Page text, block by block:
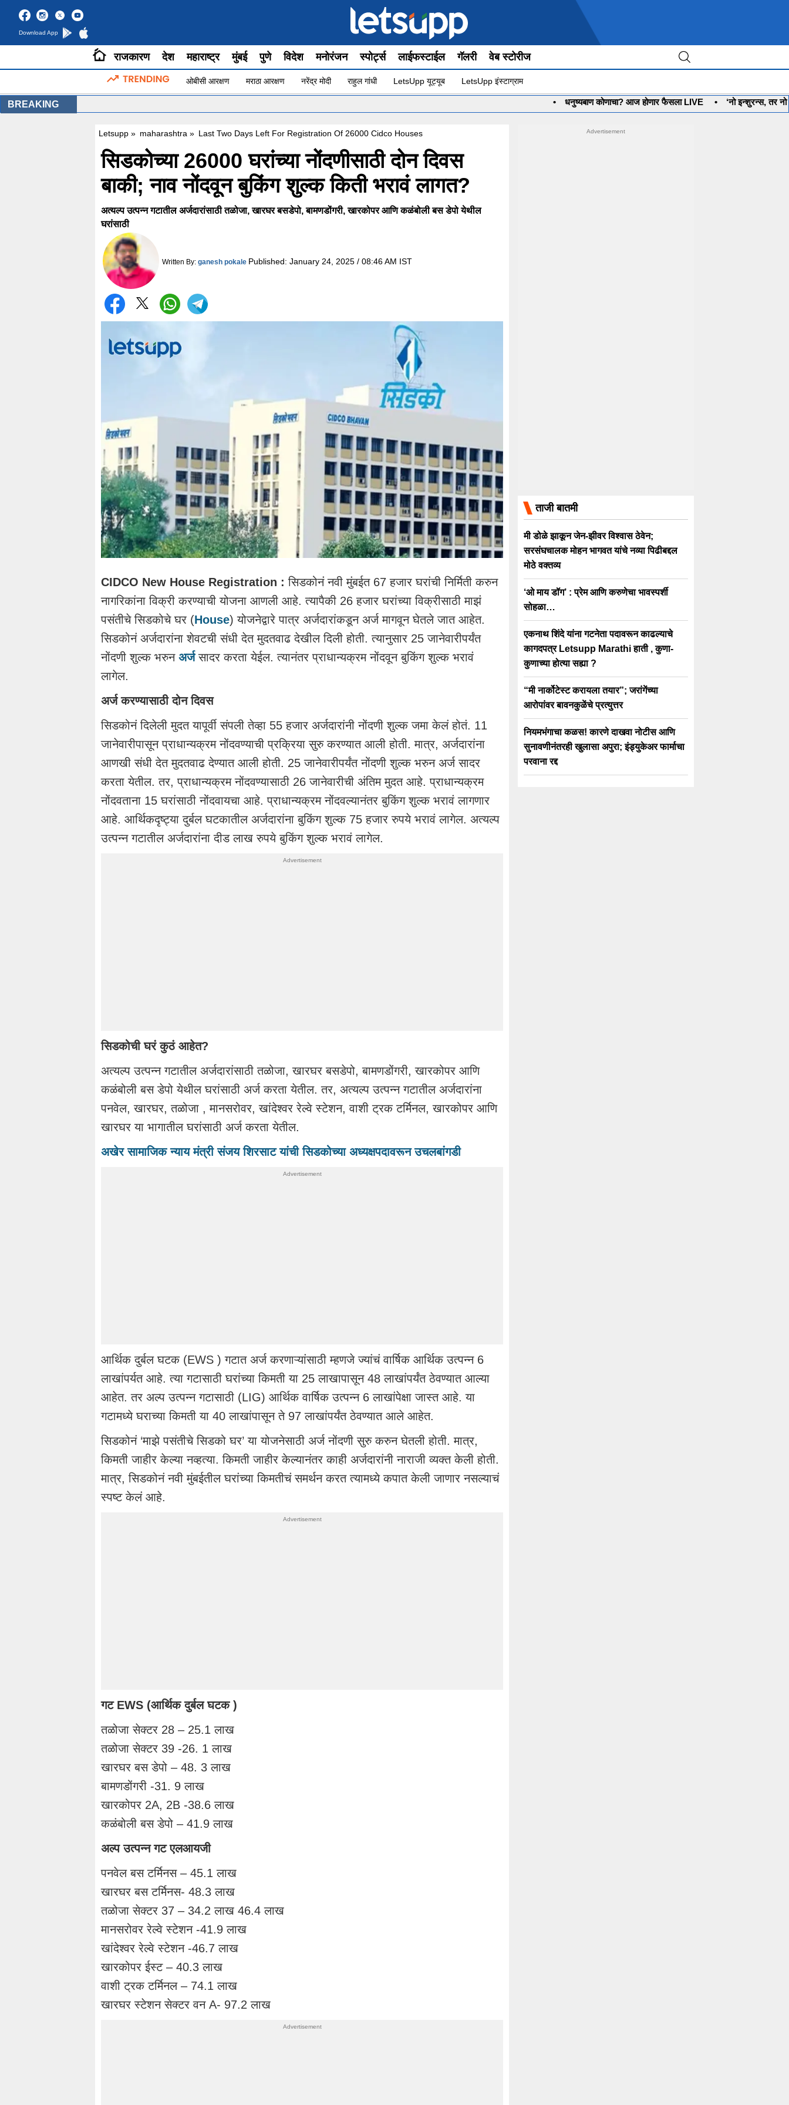
Download App
राजकारण देश महाराष्ट्र मुंबई पुणे विदेश मनोरंजन स्पोर्ट्स लाईफस्टाईल गॅलरी वेब स्टोरीज
ओबीसी आरक्षण मराठा आरक्षण नरेंद्र मोदी राहुल गांधी LetsUpp यूट्यूब LetsUpp इंस्टाग्राम
BREAKING धनुष्यबाण कोणाचा? आज होणार फैसला LIVE • ‘नो इन्शुरन्स, तर नो पेट्रोल’
Letsupp » maharashtra » Last Two Days Left For Registration Of 26000 Cidco Houses
सिडकोच्या 26000 घरांच्या नोंदणीसाठी दोन दिवस
बाकी; नाव नोंदवून बुकिंग शुल्क किती भरावं लागत?
अत्यल्प उत्पन्न गटातील अर्जदारांसाठी तळोजा, खारघर बसडेपो, बामणडोंगरी, खारकोपर आणि कळंबोली बस डेपो येथील
घरांसाठी
Written By: ganesh pokale Published: January 24, 2025 / 08:46 AM IST
CIDCO New House Registration : सिडकोनं नवी मुंबईत 67 हजार घरांची निर्मिती करुन
नागरिकांना विक्री करण्याची योजना आणली आहे. त्यापैकी 26 हजार घरांच्या विक्रीसाठी माझं
पसंतीचे सिडकोचे घर (House) योजनेद्वारे पात्र अर्जदारांकडून अर्ज मागवून घेतले जात आहेत.
सिडकोनं अर्जदारांना शेवटची संधी देत मुदतवाढ देखील दिली होती. त्यानुसार 25 जानेवारीपर्यंत
नोंदणी शुल्क भरुन अर्ज सादर करता येईल. त्यानंतर प्राधान्यक्रम नोंदवून बुकिंग शुल्क भरावं
लागेल.
अर्ज करण्यासाठी दोन दिवस
सिडकोनं दिलेली मुदत यापूर्वी संपली तेव्हा 55 हजार अर्जदारांनी नोंदणी शुल्क जमा केलं होतं. 11
जानेवारीपासून प्राधान्यक्रम नोंदवण्याची प्रक्रिया सुरु करण्यात आली होती. मात्र, अर्जदारांना
आणखी संधी देत मुदतवाढ देण्यात आली होती. 25 जानेवारीपर्यंत नोंदणी शुल्क भरुन अर्ज सादर
करता येतील. तर, प्राधान्यक्रम नोंदवण्यासाठी 26 जानेवारीची अंतिम मुदत आहे. प्राधान्यक्रम
नोंदवताना 15 घरांसाठी नोंदवायचा आहे. प्राधान्यक्रम नोंदवल्यानंतर बुकिंग शुल्क भरावं लागणार
आहे. आर्थिकदृष्ट्या दुर्बल घटकातील अर्जदारांना बुकिंग शुल्क 75 हजार रुपये भरावं लागेल. अत्यल्प
उत्पन्न गटातील अर्जदारांना दीड लाख रुपये बुकिंग शुल्क भरावं लागेल.
सिडकोची घरं कुठं आहेत?
अत्यल्प उत्पन्न गटातील अर्जदारांसाठी तळोजा, खारघर बसडेपो, बामणडोंगरी, खारकोपर आणि
कळंबोली बस डेपो येथील घरांसाठी अर्ज करता येतील. तर, अत्यल्प उत्पन्न गटातील अर्जदारांना
पनवेल, खारघर, तळोजा , मानसरोवर, खांदेश्वर रेल्वे स्टेशन, वाशी ट्रक टर्मिनल, खारकोपर आणि
खारघर या भागातील घरांसाठी अर्ज करता येतील.
अखेर सामाजिक न्याय मंत्री संजय शिरसाट यांची सिडकोच्या अध्यक्षपदावरून उचलबांगडी
आर्थिक दुर्बल घटक (EWS ) गटात अर्ज करणाऱ्यांसाठी म्हणजे ज्यांचं वार्षिक आर्थिक उत्पन्न 6
लाखांपर्यत आहे. त्या गटासाठी घरांच्या किमती या 25 लाखापासून 48 लाखांपर्यंत ठेवण्यात आल्या
आहेत. तर अल्प उत्पन्न गटासाठी (LIG) आर्थिक वार्षिक उत्पन्न 6 लाखांपेक्षा जास्त आहे. या
गटामध्ये घराच्या किमती या 40 लाखांपासून ते 97 लाखांपर्यंत ठेवण्यात आले आहेत.
सिडकोनं ‘माझे पसंतीचे सिडको घर’ या योजनेसाठी अर्ज नोंदणी सुरु करुन घेतली होती. मात्र,
किमती जाहीर केल्या नव्हत्या. किमती जाहीर केल्यानंतर काही अर्जदारांनी नाराजी व्यक्त केली होती.
मात्र, सिडकोनं नवी मुंबईतील घरांच्या किमतीचं समर्थन करत त्यामध्ये कपात केली जाणार नसल्याचं
स्पष्ट केलं आहे.
गट EWS (आर्थिक दुर्बल घटक )
तळोजा सेक्टर 28 – 25.1 लाख
तळोजा सेक्टर 39 -26. 1 लाख
खारघर बस डेपो – 48. 3 लाख
बामणडोंगरी -31. 9 लाख
खारकोपर 2A, 2B -38.6 लाख
कळंबोली बस डेपो – 41.9 लाख
अल्प उत्पन्न गट एलआयजी
पनवेल बस टर्मिनस – 45.1 लाख
खारघर बस टर्मिनस- 48.3 लाख
तळोजा सेक्टर 37 – 34.2 लाख 46.4 लाख
मानसरोवर रेल्वे स्टेशन -41.9 लाख
खांदेश्वर रेल्वे स्टेशन -46.7 लाख
खारकोपर ईस्ट – 40.3 लाख
वाशी ट्रक टर्मिनल – 74.1 लाख
खारघर स्टेशन सेक्टर वन A- 97.2 लाख
ताजी बातमी
मी डोळे झाकून जेन-झीवर विश्वास ठेवेन;
सरसंघचालक मोहन भागवत यांचे नव्या पिढीबद्दल
मोठे वक्तव्य
‘ओ माय डॉग’ : प्रेम आणि करुणेचा भावस्पर्शी
सोहळा…
एकनाथ शिंदे यांना गटनेता पदावरून काढल्याचे
कागदपत्र Letsupp Marathi हाती , कुणा-
कुणाच्या होत्या सह्या ?
“मी नार्कोटेस्ट करायला तयार”; जरांगेंच्या
आरोपांवर बावनकुळेंचे प्रत्युत्तर
नियमभंगाचा कळस! कारणे दाखवा नोटीस आणि
सुनावणीनंतरही खुलासा अपुरा; इंड्युकेअर फार्माचा
परवाना रद्द